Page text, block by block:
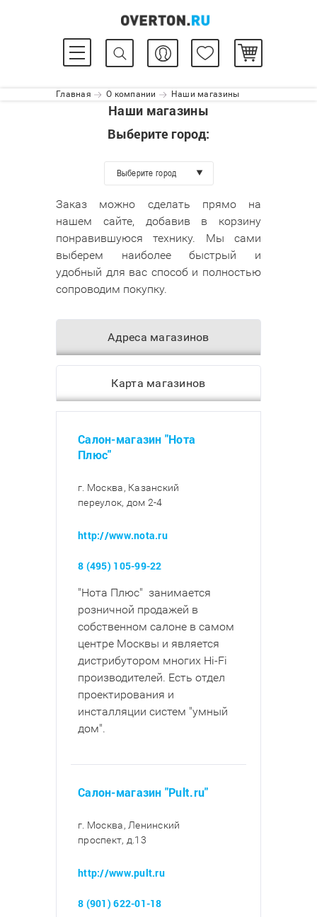
Главная О компании Наши магазины
Наши магазины
Выберите город:
Выберите город
Заказ можно сделать прямо на
нашем сайте, добавив в корзину
понравившуюся технику. Мы сами
выберем наиболее быстрый и
удобный для вас способ и полностью
сопроводим покупку.
Адреса магазинов
Карта магазинов
Салон-магазин "Нота
Плюс"
г. Москва, Казанский
переулок, дом 2-4
http://www.nota.ru
8 (495) 105-99-22
"Нота Плюс" занимается
розничной продажей в
собственном салоне в самом
центре Москвы и является
дистрибутором многих Hi-Fi
производителей. Есть отдел
проектирования и
инсталляции систем "умный
дом".
Салон-магазин "Pult.ru"
г. Москва, Ленинский
проспект, д.13
http://www.pult.ru
8 (901) 622-01-18